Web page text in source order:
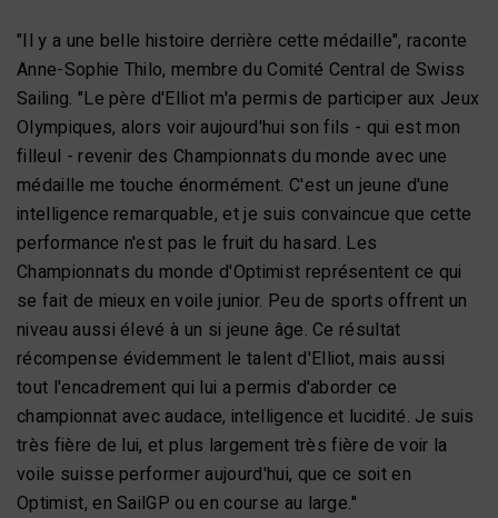
"Il y a une belle histoire derrière cette médaille", raconte
Anne-Sophie Thilo, membre du Comité Central de Swiss
Sailing. "Le père d'Elliot m'a permis de participer aux Jeux
Olympiques, alors voir aujourd'hui son fils - qui est mon
filleul - revenir des Championnats du monde avec une
médaille me touche énormément. C'est un jeune d'une
intelligence remarquable, et je suis convaincue que cette
performance n'est pas le fruit du hasard. Les
Championnats du monde d'Optimist représentent ce qui
se fait de mieux en voile junior. Peu de sports offrent un
niveau aussi élevé à un si jeune âge. Ce résultat
récompense évidemment le talent d'Elliot, mais aussi
tout l'encadrement qui lui a permis d'aborder ce
championnat avec audace, intelligence et lucidité. Je suis
très fière de lui, et plus largement très fière de voir la
voile suisse performer aujourd'hui, que ce soit en
Optimist, en SailGP ou en course au large."